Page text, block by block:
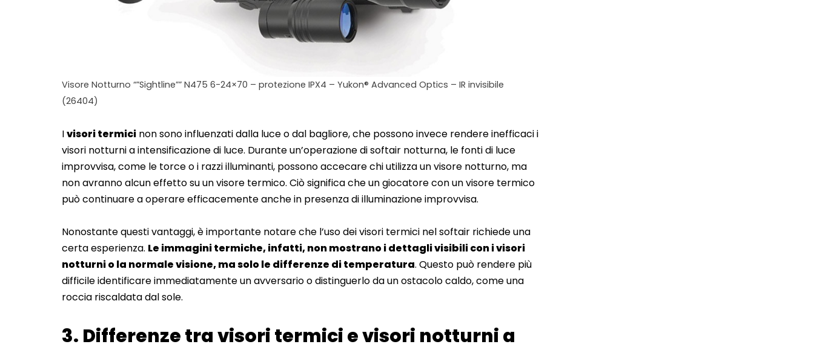
Visore Notturno “”Sightline”” N475 6-24×70 – protezione IPX4 – Yukon® Advanced Optics – IR invisibile
(26404)
Ivisori termici non sono influenzati dalla luce o dal bagliore, che possono invece rendere inefficaci i
visori notturni a intensificazione di luce. Durante un’operazione di softair notturna, le fonti di luce
improvvisa, come le torce o i razzi illuminanti, possono accecare chi utilizza un visore notturno, ma
non avranno alcun effetto su un visore termico. Ciò significa che un giocatore con un visore termico
può continuare a operare efficacemente anche in presenza di illuminazione improvvisa.
Nonostante questi vantaggi, è importante notare che l’uso dei visori termici nel softair richiede una
certa esperienza. Le immagini termiche, infatti, non mostrano i dettagli visibili con i visori
notturni o la normale visione, ma solo le differenze di temperatura. Questo può rendere più
difficile identificare immediatamente un avversario o distinguerlo da un ostacolo caldo, come una
roccia riscaldata dal sole.
3. Differenze tra visori termici e visori notturni a